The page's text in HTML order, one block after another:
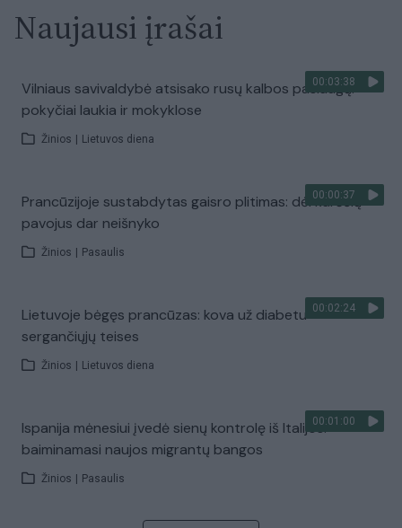
Naujausi įrašai
00:03:38
Vilniaus savivaldybė atsisako rusų kalbos paslaugų:
pokyčiai laukia ir mokyklose
Žinios Lietuvos diena
00:00:37
Prancūzijoje sustabdytas gaisro plitimas: dėl karščių
pavojus dar neišnyko
Žinios Pasaulis
00:02:24
Lietuvoje bėgęs prancūzas: kova už diabetu
sergančiųjų teises
Žinios Lietuvos diena
00:01:00
Ispanija mėnesiui įvedė sienų kontrolę iš Italijos:
baiminamasi naujos migrantų bangos
Žinios Pasaulis